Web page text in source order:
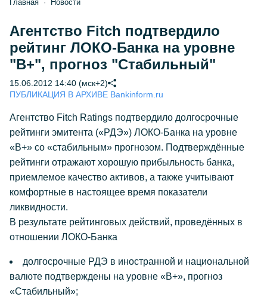
Главная Новости
Агентство Fitch подтвердило
рейтинг ЛОКО-Банка на уровне
"B+", прогноз "Стабильный"
15.06.2012 14:40 (мск+2)
ПУБЛИКАЦИЯ В АРХИВЕ Bankinform.ru
Агентство Fitch Ratings подтвердило долгосрочные
рейтинги эмитента («РДЭ») ЛОКО-Банка на уровне
«B+» со «стабильным» прогнозом. Подтверждённые
рейтинги отражают хорошую прибыльность банка,
приемлемое качество активов, а также учитывают
комфортные в настоящее время показатели
ликвидности.
В результате рейтинговых действий, проведённых в
отношении ЛОКО-Банка
долгосрочные РДЭ в иностранной и национальной
валюте подтверждены на уровне «B+», прогноз
«Стабильный»;